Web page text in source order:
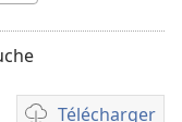
Télécharger